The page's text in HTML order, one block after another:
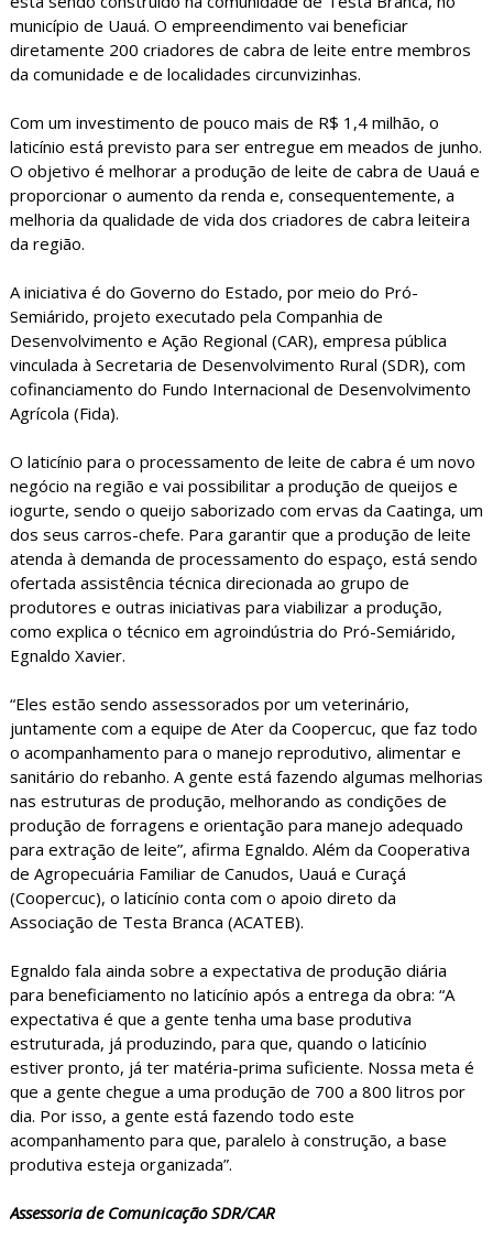
município de Uauá. O empreendimento vai beneficiar
diretamente 200 criadores de cabra de leite entre membros
da comunidade e de localidades circunvizinhas.
Com um investimento de pouco mais de R$ 1,4 milhão, o
laticínio está previsto para ser entregue em meados de junho.
O objetivo é melhorar a produção de leite de cabra de Uauá e
proporcionar o aumento da renda e, consequentemente, a
melhoria da qualidade de vida dos criadores de cabra leiteira
da região.
A iniciativa é do Governo do Estado, por meio do Pró-
Semiárido, projeto executado pela Companhia de
Desenvolvimento e Ação Regional (CAR), empresa pública
vinculada à Secretaria de Desenvolvimento Rural (SDR), com
cofinanciamento do Fundo Internacional de Desenvolvimento
Agrícola (Fida).
O laticínio para o processamento de leite de cabra é um novo
negócio na região e vai possibilitar a produção de queijos e
iogurte, sendo o queijo saborizado com ervas da Caatinga, um
dos seus carros-chefe. Para garantir que a produção de leite
atenda à demanda de processamento do espaço, está sendo
ofertada assistência técnica direcionada ao grupo de
produtores e outras iniciativas para viabilizar a produção,
como explica o técnico em agroindústria do Pró-Semiárido,
Egnaldo Xavier.
“Eles estão sendo assessorados por um veterinário,
juntamente com a equipe de Ater da Coopercuc, que faz todo
o acompanhamento para o manejo reprodutivo, alimentar e
sanitário do rebanho. A gente está fazendo algumas melhorias
nas estruturas de produção, melhorando as condições de
produção de forragens e orientação para manejo adequado
para extração de leite”, afirma Egnaldo. Além da Cooperativa
de Agropecuária Familiar de Canudos, Uauá e Curaçá
(Coopercuc), o laticínio conta com o apoio direto da
Associação de Testa Branca (ACATEB).
Egnaldo fala ainda sobre a expectativa de produção diária
para beneficiamento no laticínio após a entrega da obra: “A
expectativa é que a gente tenha uma base produtiva
estruturada, já produzindo, para que, quando o laticínio
estiver pronto, já ter matéria-prima suficiente. Nossa meta é
que a gente chegue a uma produção de 700 a 800 litros por
dia. Por isso, a gente está fazendo todo este
acompanhamento para que, paralelo à construção, a base
produtiva esteja organizada”.
Assessoria de Comunicação SDR/CAR